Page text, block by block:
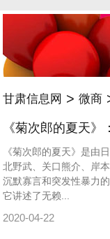
甘肃信息网 > 微商
《菊次郎的夏天
《菊次郎的夏天》是由
北野武、关口熊介、岸
沉默寡言和突发性暴力
它讲述了无赖...
2020-04-22